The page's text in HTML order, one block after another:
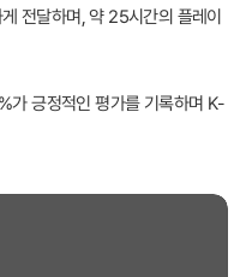
전달하며, 약 25시간의 플레이
가 긍정적인 평가를 기록하며 K-